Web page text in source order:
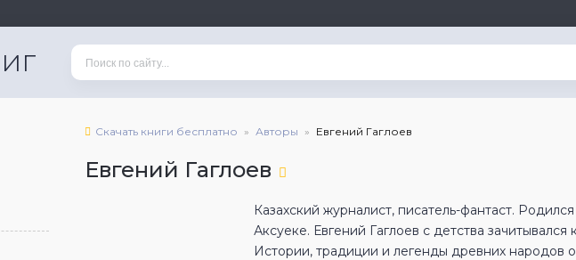
Скачать книги бесплатно Авторы Евгений Гаглоев
Евгений Гаглоев
Казахский журналист, писатель-фантаст.
Аксуеке. Евгений Гаглоев с детства зачитывался
Истории, традиции и легенды древних народов